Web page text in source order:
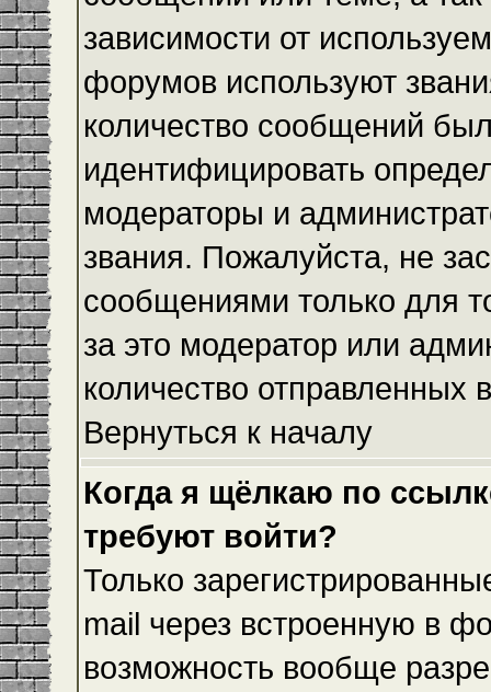
зависимости от
форумов используют
количество сообщений
идентифицировать
модераторы и
звания. Пожалуйста, не
сообщениями только для
за это модератор или
количество
Вернуться к началу
Когда я щёлкаю по
требуют войти?
Только
mail через встроенную в
возможность вообще